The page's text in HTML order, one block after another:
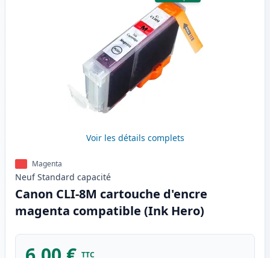
Voir les détails complets
Magenta
Neuf Standard capacité
Canon CLI-8M cartouche d'encre
magenta compatible (Ink Hero)
TTC